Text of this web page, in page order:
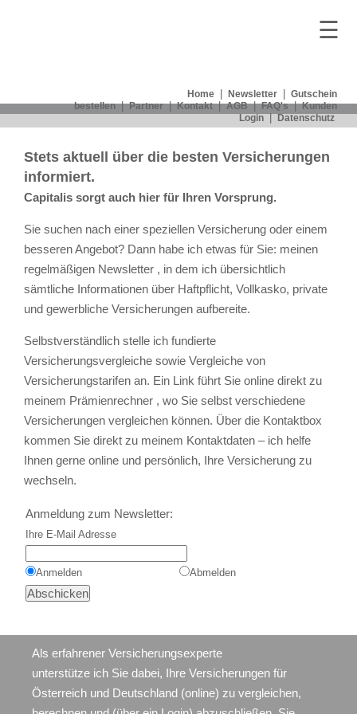
☰
Home Newsletter
Gutschein
bestellen | Partner | Kontakt | AGB | FAQ's | Kunden
Login | Datenschutz
Stets aktuell über die besten Versicherungen
informiert.
Capitalis sorgt auch hier für Ihren Vorsprung.
Sie suchen nach einer speziellen Versicherung oder einem
besseren Angebot? Dann habe ich etwas für Sie: meinen
regelmäßigen Newsletter , in dem ich übersichtlich
sämtliche Informationen über Haftpflicht, Vollkasko, private
und gewerbliche Versicherungen aufbereite.
Selbstverständlich stelle ich fundierte
Versicherungsvergleiche sowie Vergleiche von
Versicherungstarifen an. Ein Link führt Sie online direkt zu
meinem Prämienrechner , wo Sie selbst verschiedene
Versicherungen vergleichen können. Über die Kontaktbox
kommen Sie direkt zu meinem Kontaktdaten – ich helfe
Ihnen gerne online und persönlich, Ihre Versicherung zu
wechseln.
Anmeldung zum Newsletter:
Ihre E-Mail Adresse
Anmelden Abmelden
Als erfahrener Versicherungsexperte
unterstütze ich Sie dabei, Ihre Versicherungen für
Österreich und Deutschland (online) zu vergleichen,